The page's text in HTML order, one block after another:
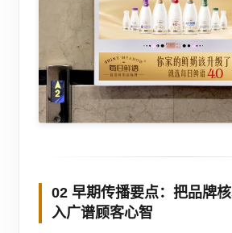
02 早期传播要点：把品牌
入广谱顾客心智